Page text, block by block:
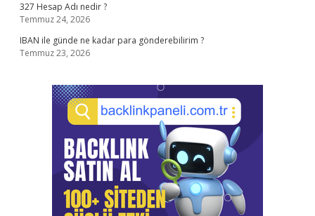
327 Hesap Adı nedir ?
Temmuz 24, 2026
IBAN ile günde ne kadar para gönderebilirim ?
Temmuz 23, 2026